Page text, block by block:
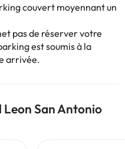
couvert moyennant un
pas de réserver votre
est soumis à la
arrivée.
Leon San Antonio